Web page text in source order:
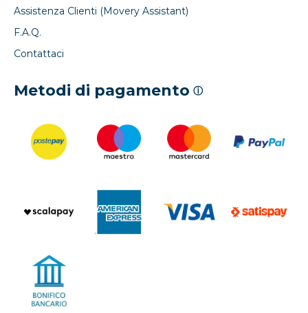
Assistenza Clienti (Movery Assistant)
F.A.Q.
Contattaci
Metodi di pagamento ⓘ